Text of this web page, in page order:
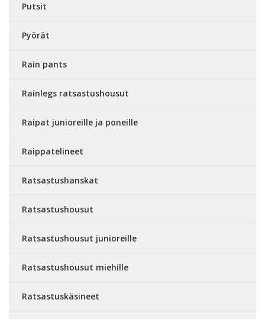
Putsit
Pyörät
Rain pants
Rainlegs ratsastushousut
Raipat junioreille ja poneille
Raippatelineet
Ratsastushanskat
Ratsastushousut
Ratsastushousut junioreille
Ratsastushousut miehille
Ratsastuskäsineet